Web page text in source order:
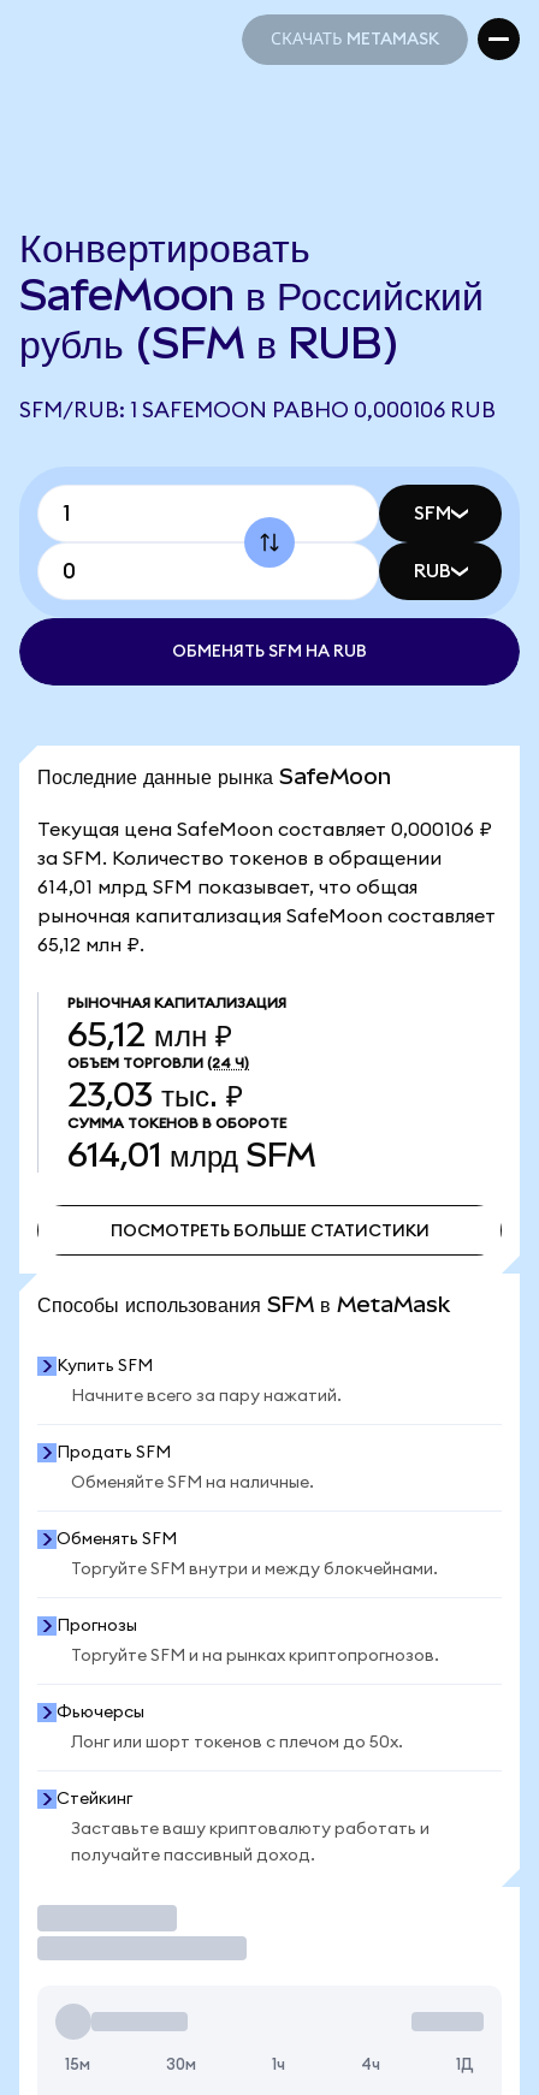
СКАЧАТЬ METAMASK
Конвертировать
SafeMoon в Российский
рубль (SFM в RUB)
SFM/RUB: 1 SAFEMOON РАВНО 0,000106 RUB
SFM
RUB
ОБМЕНЯТЬ SFM НА RUB
Последние данные рынка SafeMoon
Текущая цена SafeMoon составляет 0,000106 ₽
за SFM. Количество токенов в обращении
614,01 млрд SFM показывает, что общая
рыночная капитализация SafeMoon составляет
65,12 млн ₽.
РЫНОЧНАЯ КАПИТАЛИЗАЦИЯ
65,12 млн ₽
ОБЪЕМ ТОРГОВЛИ (24 Ч)
23,03 тыс. ₽
СУММА ТОКЕНОВ В ОБОРОТЕ
614,01 млрд SFM
ПОСМОТРЕТЬ БОЛЬШЕ СТАТИСТИКИ
Способы использования SFM в MetaMask
Купить SFM
Начните всего за пару нажатий.
Продать SFM
Обменяйте SFM на наличные.
Обменять SFM
Торгуйте SFM внутри и между блокчейнами.
Прогнозы
Торгуйте SFM и на рынках криптопрогнозов.
Фьючерсы
Лонг или шорт токенов с плечом до 50x.
Стейкинг
Заставьте вашу криптовалюту работать и
получайте пассивный доход.
15м 30м 1ч 4ч 1Д